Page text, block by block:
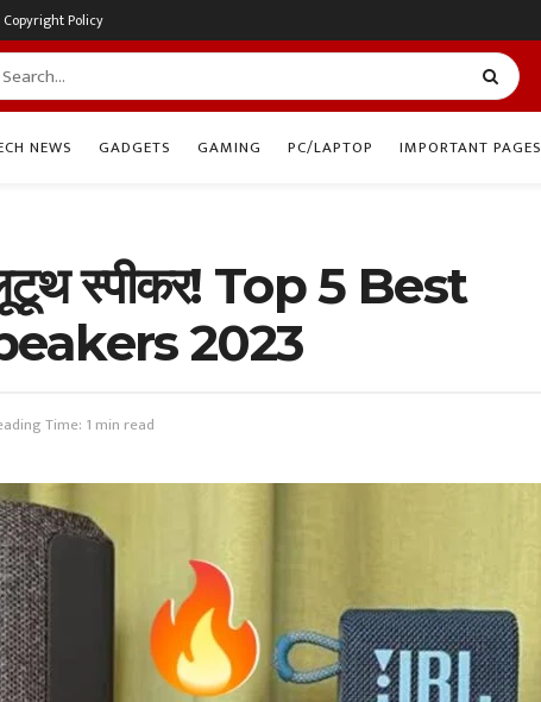
Copyright Policy
NEWS GADGETS GAMING PC/LAPTOP IMPORTANT PAGES
स्पीकर! Top 5 Best
2023
Time: 1 min read